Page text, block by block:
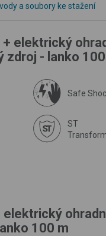
a soubory ke stažení
elektrický
zdroj - lanko
Safe
ST
100 m